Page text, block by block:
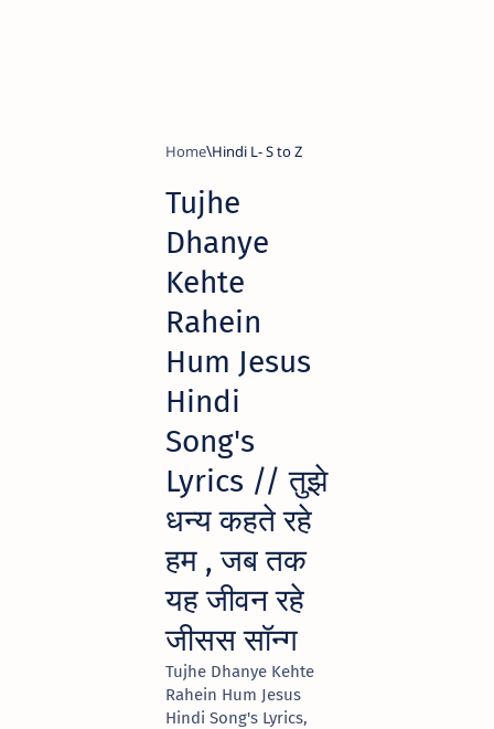
Home Hindi L- S to Z
Tujhe
Dhanye
Kehte
Rahein
Hum Jesus
Hindi
Song's
Lyrics // तुझे
धन्य कहते रहे
हम , जब तक
यह जीवन रहे
जीसस सॉन्ग
Tujhe Dhanye Kehte
Rahein Hum Jesus
Hindi Song's Lyrics,